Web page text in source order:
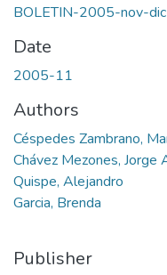
BOLETIN-2005-nov-
Date
2005-11
Authors
Céspedes Zambrano,
Chávez Mezones, Jorge
Quispe, Alejandro
Garcia, Brenda
Publisher